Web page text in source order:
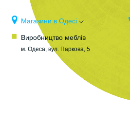
Магазини в Одесі
Виробництво меблів
м. Одеса, вул. Паркова, 5